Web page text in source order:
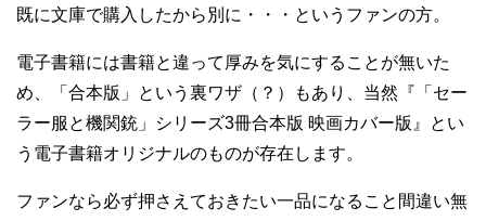
既に文庫で購入したから別に・・・というファンの方。
電子書籍には書籍と違って厚みを気にすることが無いた
め、「合本版」という裏ワザ（？）もあり、当然『「セー
ラー服と機関銃」シリーズ3冊合本版 映画カバー版』とい
う電子書籍オリジナルのものが存在します。
ファンなら必ず押さえておきたい一品になること間違い無